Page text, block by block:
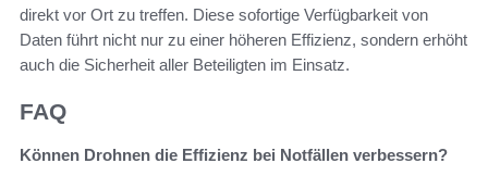
direkt vor Ort zu treffen. Diese sofortige Verfügbarkeit von
Daten führt nicht nur zu einer höheren Effizienz, sondern erhöht
auch die Sicherheit aller Beteiligten im Einsatz.
FAQ
Können Drohnen die Effizienz bei Notfällen verbessern?